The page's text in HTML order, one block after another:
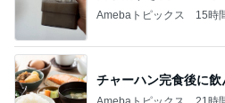
Amebaトピックス 15時
チャーハン完食後に飲
Amebaトピックス 21時